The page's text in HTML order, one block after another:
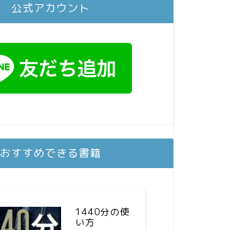
公式アカウント
おすすめできる書籍
1440分の使
い方